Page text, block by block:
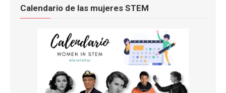
Calendario de las mujeres STEM